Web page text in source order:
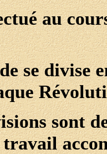
au
se divise
sont
travail